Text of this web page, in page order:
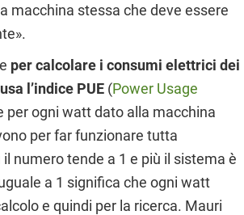
macchina stessa che deve essere
per calcolare i consumi elettrici dei
l’indice PUE (Power Usage
per ogni watt dato alla macchina
per far funzionare tutta
numero tende a 1 e più il sistema è
a 1 significa che ogni watt
e quindi per la ricerca. Mauri